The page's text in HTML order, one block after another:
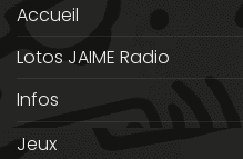
Accueil
Lotos JAIME Radio
Infos
Jeux